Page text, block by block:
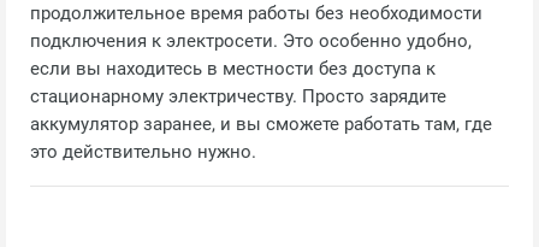
продолжительное время работы без необходимости
подключения к электросети. Это особенно удобно,
если вы находитесь в местности без доступа к
стационарному электричеству. Просто зарядите
аккумулятор заранее, и вы сможете работать там, где
это действительно нужно.